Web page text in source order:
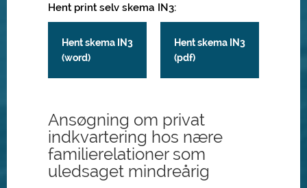
Hent print selv skema IN3:
Hent skema IN3
(word)
Hent skema IN3
(pdf)
Ansøgning om privat
indkvartering hos nære
familierelationer som
uledsaget mindreårig